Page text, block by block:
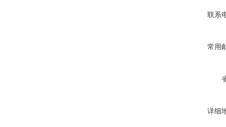
联系
常用
详细